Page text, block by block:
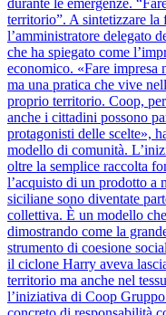
durante le emergenze.
territorio”. A sintetizzare la
l’amministratore delegato
che ha spiegato come
economico. «Fare impresa
ma una pratica che vive
proprio territorio. Coop,
anche i cittadini possono
protagonisti delle scelte»,
modello di comunità.
oltre la semplice raccolta
l’acquisto di un prodotto
siciliane sono diventate
collettiva. È un modello
dimostrando come la
strumento di coesione
il ciclone Harry aveva
territorio ma anche nel
l’iniziativa di Coop